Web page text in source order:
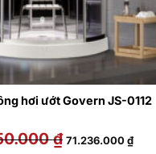
hơi ướt Govern JS-0112
₫ Giá
gốc
71.236.000₫Giá
hiện